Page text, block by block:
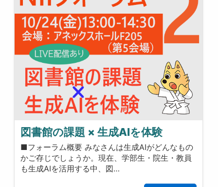
図書館の課題 × 生成AIを体験
■フォーラム概要 みなさんは生成AIがどんなもの
かご存じでしょうか。現在、学部生・院生・教員
も生成AIを活用する中、図…